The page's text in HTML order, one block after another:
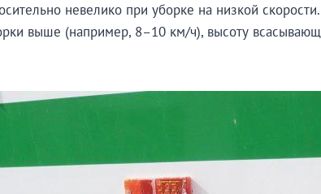
невелико при уборке на низкой скорости.
выше (например, 8–10 км/ч), высоту